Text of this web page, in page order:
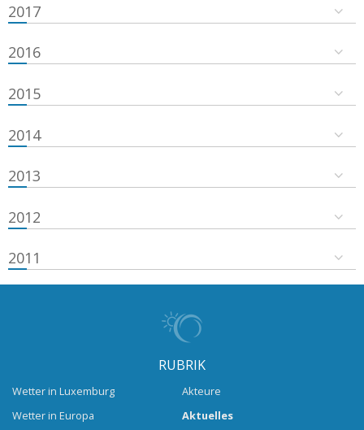
2017
2016
2015
2014
2013
2012
2011
RUBRIK
Wetter in Luxemburg
Wetter in Europa
Akteure
Aktuelles